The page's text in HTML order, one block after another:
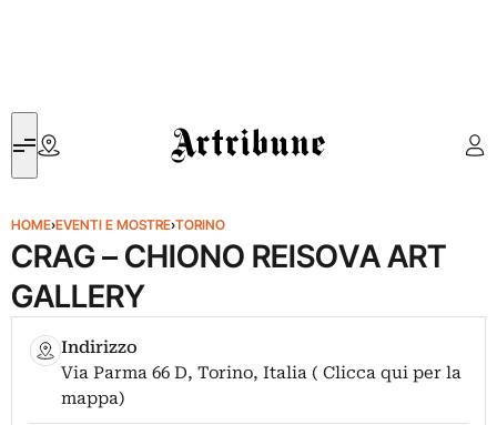
Artribune
HOME›EVENTI E MOSTRE›TORINO
CRAG – CHIONO REISOVA ART
GALLERY
Indirizzo
Via Parma 66 D, Torino, Italia ( Clicca qui per la
mappa)